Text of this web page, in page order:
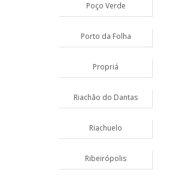
Poço Verde
Porto da Folha
Propriá
Riachão do Dantas
Riachuelo
Ribeirópolis